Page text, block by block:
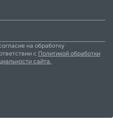
на обработку
с Политикой обработки
сайта.